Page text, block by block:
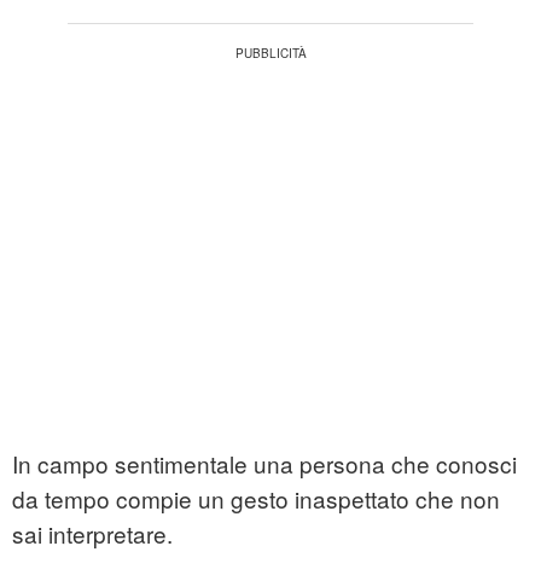
In campo sentimentale una persona che conosci
da tempo compie un gesto inaspettato che non
sai interpretare.